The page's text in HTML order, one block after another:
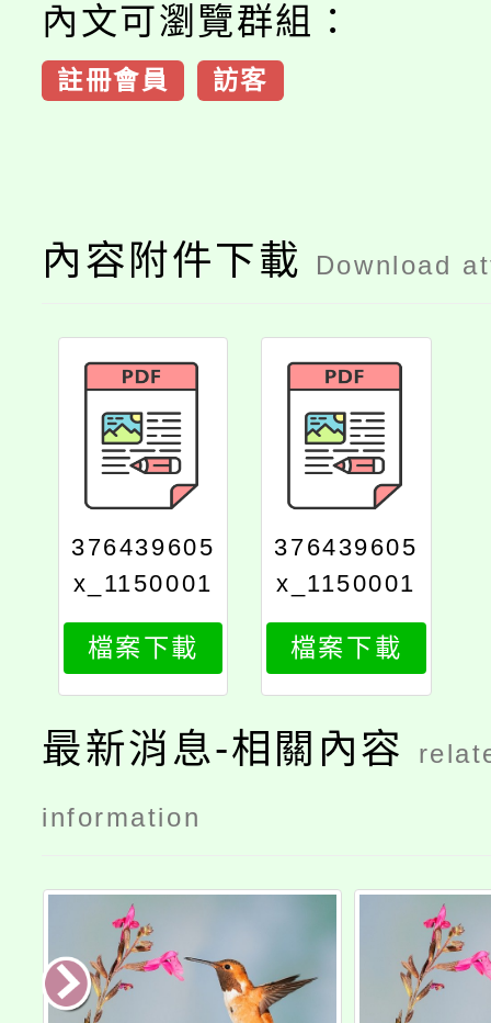
內文可瀏覽群組：
註冊會員 訪客
內容附件下載 Download
376439605
x_1150001
466_attach
2
檔案下載
376439605
x_1150001
466_attach
1
檔案下載
最新消息-相關內容
information